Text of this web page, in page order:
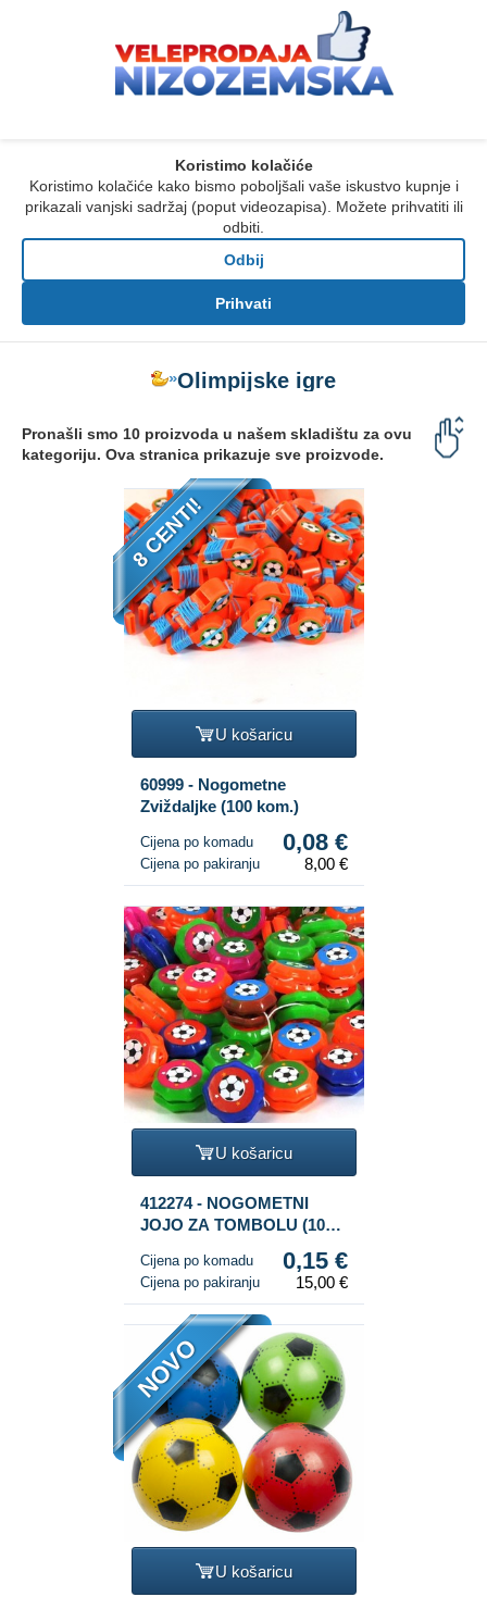
Koristimo kolačiće
Koristimo kolačiće kako bismo poboljšali vaše iskustvo kupnje i
prikazali vanjski sadržaj (poput videozapisa). Možete prihvatiti ili
odbiti.
Odbij
Prihvati
»Olimpijske igre
Pronašli smo 10 proizvoda u našem skladištu za ovu
kategoriju. Ova stranica prikazuje sve proizvode.
8 CENTI!
U košaricu
60999 - Nogometne
Zviždaljke (100 kom.)
Cijena po komadu 0,08 €
Cijena po pakiranju 8,00 €
U košaricu
412274 - NOGOMETNI
JOJO ZA TOMBOLU (100
Cijena po komadu 0,15 €
Cijena po pakiranju 15,00 €
NOVO
U košaricu